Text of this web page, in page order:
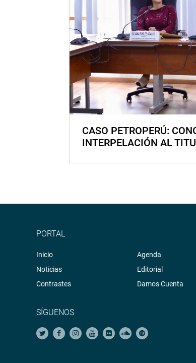
CASO PETROPERÚ:
INTERPELACIÓN AL
PORTAL
Inicio
Noticias
Contrastes
Agenda
Editorial
Damos Cuenta
SÍGUENOS